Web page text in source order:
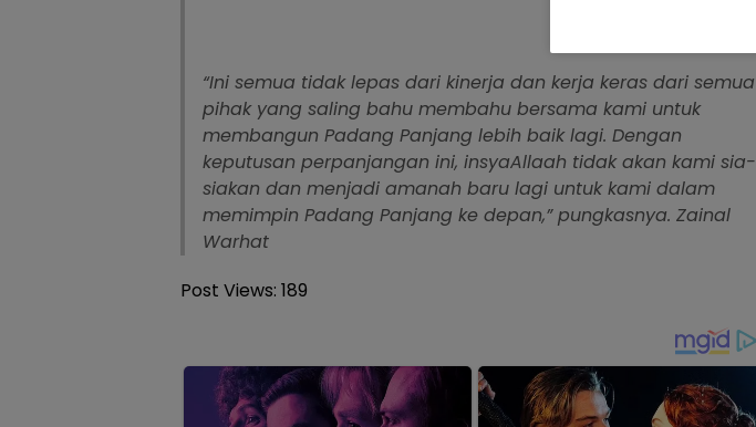
“Ini semua tidak lepas dari kinerja dan kerja keras dari semua
pihak yang saling bahu membahu bersama kami untuk
membangun Padang Panjang lebih baik lagi. Dengan
keputusan perpanjangan ini, insyaAllaah tidak akan kami sia-
siakan dan menjadi amanah baru lagi untuk kami dalam
memimpin Padang Panjang ke depan,” pungkasnya. Zainal
Warhat
Post Views: 189